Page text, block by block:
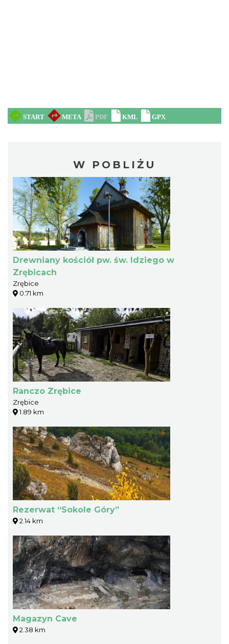
W POBLIŻU
Drewniany kościół pw. św. Idziego w
Zrębicach
Zrębice
0.71 km
Ranczo Zrębice
Zrębice
1.89 km
Rezerwat “Sokole Góry”
2.14 km
Magazyn Cave
2.38 km